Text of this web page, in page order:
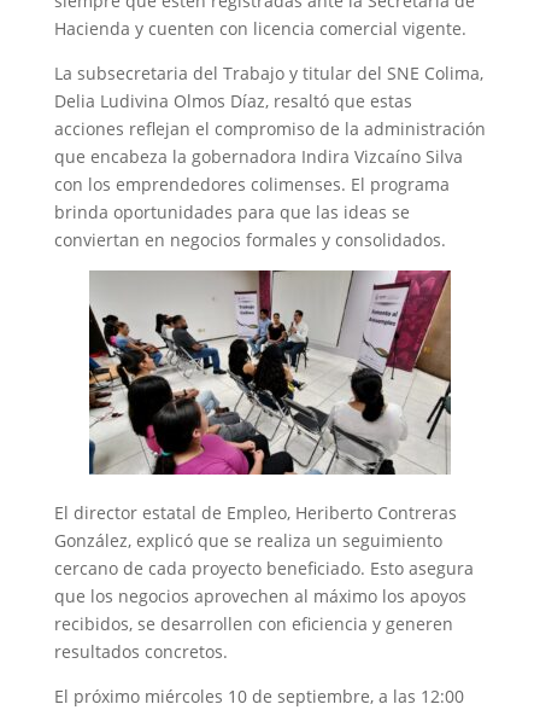
Hacienda y cuenten con licencia comercial vigente.
La subsecretaria del Trabajo y titular del SNE Colima,
Delia Ludivina Olmos Díaz, resaltó que estas
acciones reflejan el compromiso de la administración
que encabeza la gobernadora Indira Vizcaíno Silva
con los emprendedores colimenses. El programa
brinda oportunidades para que las ideas se
conviertan en negocios formales y consolidados.
El director estatal de Empleo, Heriberto Contreras
González, explicó que se realiza un seguimiento
cercano de cada proyecto beneficiado. Esto asegura
que los negocios aprovechen al máximo los apoyos
recibidos, se desarrollen con eficiencia y generen
resultados concretos.
El próximo miércoles 10 de septiembre, a las 12:00